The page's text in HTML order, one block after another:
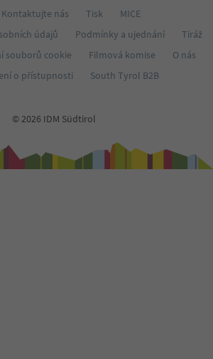
Kontaktujte nás Tisk
MICE
údajů
Podmínky a ujednání
Tiráž
souborů cookie
Filmová komise
O nás
o přístupnosti
South Tyrol B2B
© 2026 IDM Südtirol